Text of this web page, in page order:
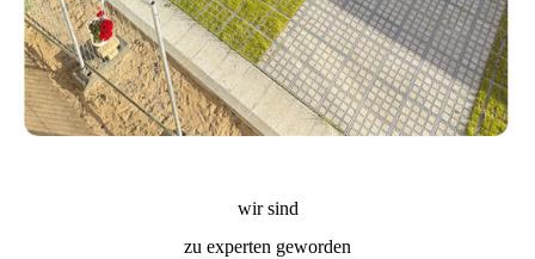
wir sind
zu experten geworden